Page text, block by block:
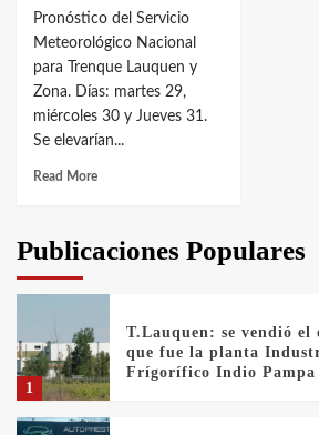
Pronóstico del Servicio
Meteorológico Nacional
para Trenque Lauquen y
Zona. Días: martes 29,
miércoles 30 y Jueves 31.
Se elevarían...
Read More
Publicaciones Populares
La Bolsa de Cereales de
anticipa que Agosto
heladas, en gran parte
7
comercialización de
del sábado
1
T.Lauquen: se vendió el
que fue la planta
Frígorífico Indio Pampa